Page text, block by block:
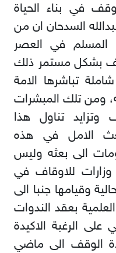
في بناء الحياة
السدحان ان من
المسلم في العصر
بشكل مستمر ذلك
تباشرها الامة
ومن تلك المبشرات
وتزايد تناول هذا
الامل في هذه
الى بعثه وليس
للاوقاف في
وقيامها جنبا الى
بعقد الندوات
الرغبة الاكيدة
الوقف الى ماضي